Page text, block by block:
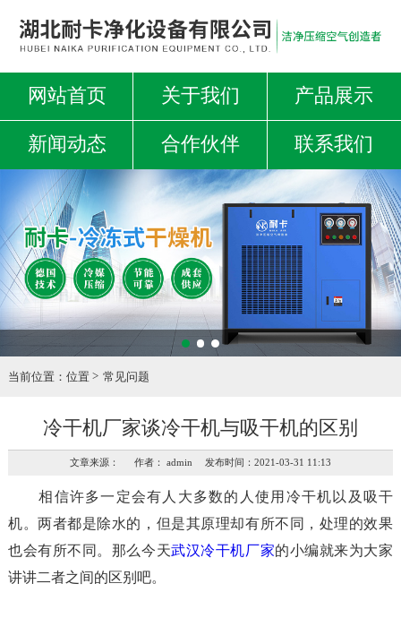
网站首页 关于我们 产品展示
新闻动态 合作伙伴 联系我们
当前位置： 位置 常见问题
冷干机厂家谈冷干机与吸干机的区别
文章来源： 作者： admin 发布时间：2021-03-31 11:13
相信许多一定会有人大多数的人使用冷干机以及吸干
机。两者都是除水的，但是其原理却有所不同，处理的效果
也会有所不同。那么今天武汉冷干机厂家的小编就来为大家
讲讲二者之间的区别吧。